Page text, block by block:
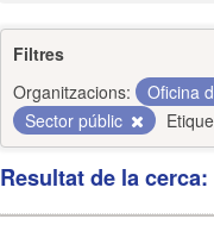
Filtres
Organitzacions:
Oficina
Sector públic
Resultat de la